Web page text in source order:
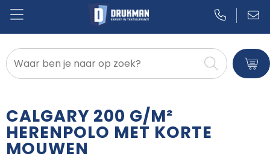
Badtextiel en Douche
Bodywarmers
Broeken en Rokken
CALGARY 200 G/M²
HERENPOLO MET KORTE
MOUWEN